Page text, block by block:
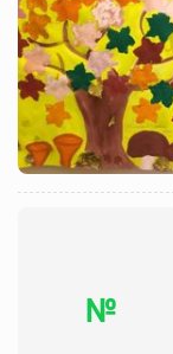
Назад
№